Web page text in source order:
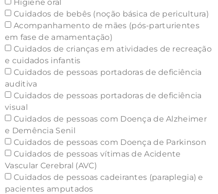
Higiene oral
Cuidados de bebês (noção básica de pericultura)
Acompanhamento de mães (pós-parturientes
em fase de amamentação)
Cuidados de crianças em atividades de recreação
e cuidados infantis
Cuidados de pessoas portadoras de deficiência
auditiva
Cuidados de pessoas portadoras de deficiência
visual
Cuidados de pessoas com Doença de Alzheimer
e Demência Senil
Cuidados de pessoas com Doença de Parkinson
Cuidados de pessoas vítimas de Acidente
Vascular Cerebral (AVC)
Cuidados de pessoas cadeirantes (paraplegia) e
pacientes amputados